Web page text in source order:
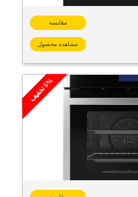
مقایسه
مشاهده محصول
5
%
ت
خ
ف
ی
ف